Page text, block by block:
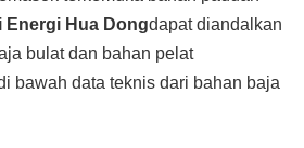
Energi Hua Dongdapat diandalkan
bulat dan bahan pelat
bawah data teknis dari bahan baja